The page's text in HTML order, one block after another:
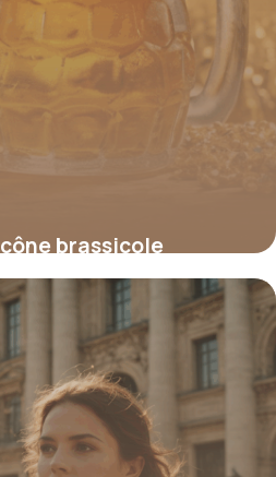
brassicole
facettes